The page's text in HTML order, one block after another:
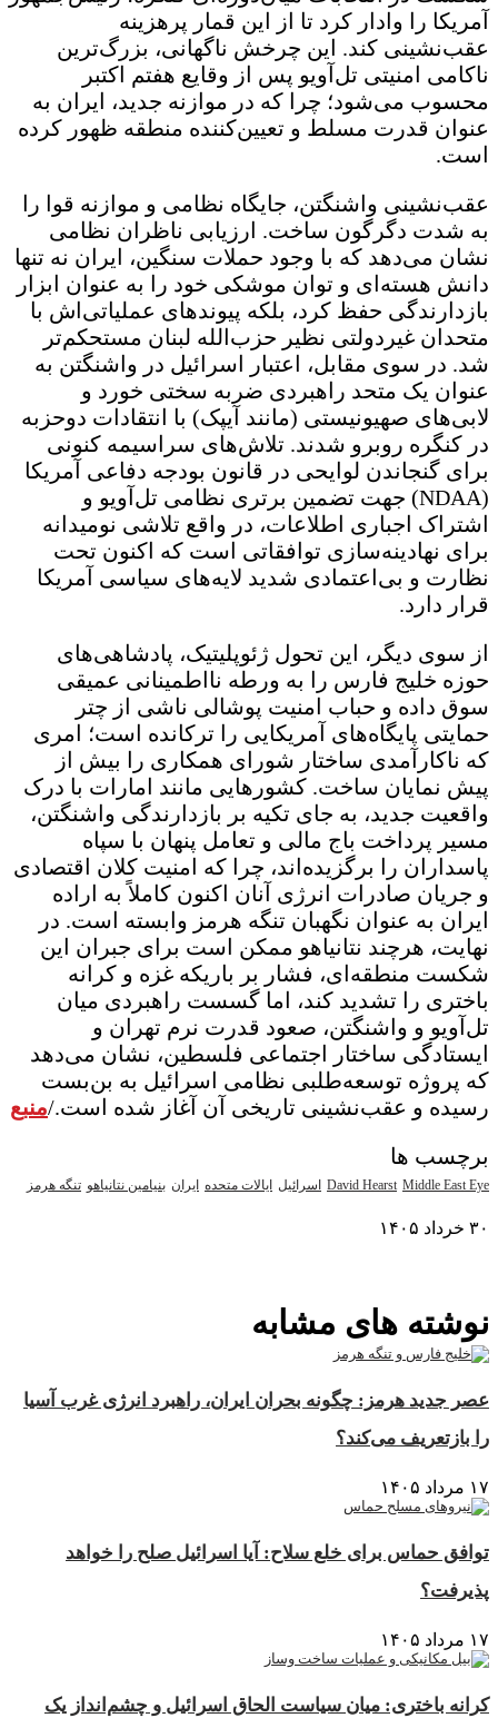
آمریکا را وادار کرد تا از این قمار پرهزینه
عقب‌نشینی کند. این چرخش ناگهانی، بزرگ‌ترین
ناکامی امنیتی تل‌آویو پس از وقایع هفتم اکتبر
محسوب می‌شود؛ چرا که در موازنه جدید، ایران به
عنوان قدرت مسلط و تعیین‌کننده منطقه ظهور کرده
است.
عقب‌نشینی واشنگتن، جایگاه نظامی و موازنه قوا را
به شدت دگرگون ساخت. ارزیابی ناظران نظامی
نشان می‌دهد که با وجود حملات سنگین، ایران نه تنها
دانش هسته‌ای و توان موشکی خود را به عنوان ابزار
بازدارندگی حفظ کرد، بلکه پیوندهای عملیاتی‌اش با
متحدان غیردولتی نظیر حزب‌الله لبنان مستحکم‌تر
شد. در سوی مقابل، اعتبار اسرائیل در واشنگتن به
عنوان یک متحد راهبردی ضربه سختی خورد و
لابی‌های صهیونیستی (مانند آیپک) با انتقادات دوحزبه
در کنگره روبرو شدند. تلاش‌های سراسیمه کنونی
برای گنجاندن لوایحی در قانون بودجه دفاعی آمریکا
(NDAA) جهت تضمین برتری نظامی تل‌آویو و
اشتراک اجباری اطلاعات، در واقع تلاشی نومیدانه
برای نهادینه‌سازی توافقاتی است که اکنون تحت
نظارت و بی‌اعتمادی شدید لایه‌های سیاسی آمریکا
قرار دارد.
از سوی دیگر، این تحول ژئوپلیتیک، پادشاهی‌های
حوزه خلیج فارس را به ورطه نااطمینانی عمیقی
سوق داده و حباب امنیت پوشالی ناشی از چتر
حمایتی پایگاه‌های آمریکایی را ترکانده است؛ امری
که ناکارآمدی ساختار شورای همکاری را بیش از
پیش نمایان ساخت. کشورهایی مانند امارات با درک
واقعیت جدید، به جای تکیه بر بازدارندگی واشنگتن،
مسیر پرداخت باج مالی و تعامل پنهان با سپاه
پاسداران را برگزیده‌اند، چرا که امنیت کلان اقتصادی
و جریان صادرات انرژی آنان اکنون کاملاً به اراده
ایران به عنوان نگهبان تنگه هرمز وابسته است. در
نهایت، هرچند نتانیاهو ممکن است برای جبران این
شکست منطقه‌ای، فشار بر باریکه‌ غزه و کرانه
باختری را تشدید کند، اما گسست راهبردی میان
تل‌آویو و واشنگتن، صعود قدرت نرم تهران و
ایستادگی ساختار اجتماعی فلسطین، نشان می‌دهد
که پروژه توسعه‌طلبی نظامی اسرائیل به بن‌بست
رسیده و عقب‌نشینی تاریخی آن آغاز شده است./منبع
برچسب ها
David Hearst Middle East Eye اسرائیل ایالات متحده ایران بنیامین نتانیاهو تنگه هرمز
۳۰ خرداد ۱۴۰۵
نوشته های مشابه
عصر جدید هرمز: چگونه بحران ایران، راهبرد انرژی غرب آسیا
را بازتعریف می‌کند؟
۱۷ مرداد ۱۴۰۵
توافق حماس برای خلع سلاح: آیا اسرائیل صلح را خواهد
پذیرفت؟
۱۷ مرداد ۱۴۰۵
کرانه باختری: میان سیاست الحاق اسرائیل و چشم‌انداز یک